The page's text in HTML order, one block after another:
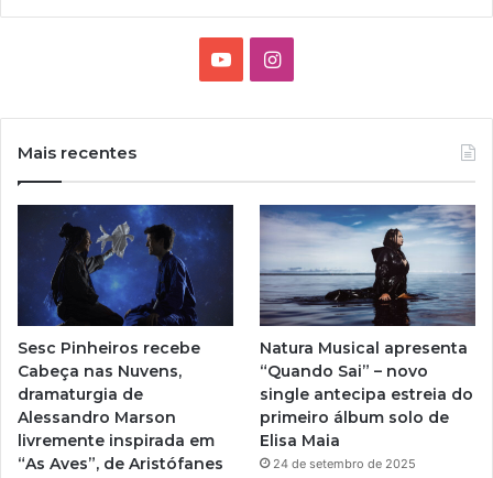
e
I
g
r
a
m
Mais recentes
Sesc Pinheiros recebe
Cabeça nas Nuvens,
dramaturgia de
Alessandro Marson
livremente inspirada em
“As Aves”, de Aristófanes
Natura Musical apresenta
“Quando Sai” – novo
single antecipa estreia do
primeiro álbum solo de
Elisa Maia
24 de setembro de 2025